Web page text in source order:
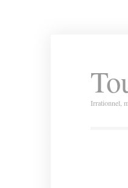
Irrationnel,